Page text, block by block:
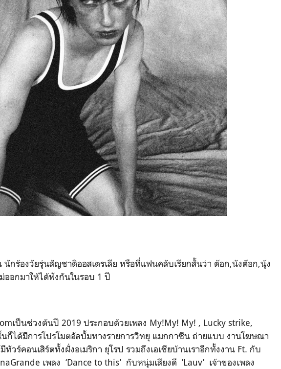
นักร้องวัยรุ่นสัญชาติออสเตรเลีย หรือที่แฟนคลับเรียกสั้นว่า ต๊อก,นังต๊อก,นุ้ง
ออกมาให้ได้ฟังกันในรอบ 1 ปี
เป็นช่วงต้นปี 2019 ประกอบด้วยเพลง My!My! My! , Lucky strike,
ก็ได้มีการโปรโมตอัลบั้มทางรายการวิทยุ แมกกาซีน ถ่ายแบบ งานโฆษณา
ทัวร์คอนเสิร์ตทั้งฝั่งอเมริกา ยุโรป รวมถึงเอเชียบ้านเราอีกทั้งงาน Ft. กับ
เพลง ‘Dance to this’ กับหนุ่มเสียงดี ’Lauv’ เจ้าของเพลง